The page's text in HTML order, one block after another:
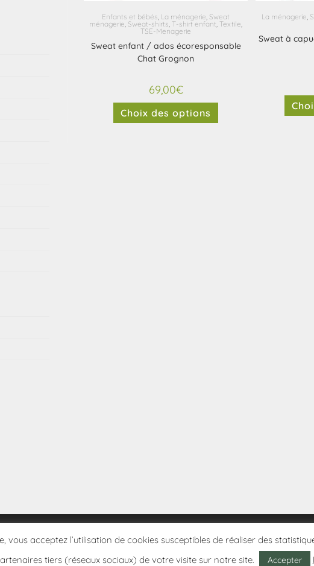
Enfants et bébés, La ménagerie, Sweat
ménagerie, Sweat-shirts, T-shirt enfant, Textile,
TSE-Menagerie
Sweat enfant / ados écoresponsable
Chat Grognon
69,00€
Choix des options
La ménagerie,
Sweat à
par Le Frangotier
vous acceptez l’utilisation de cookies susceptibles de réaliser des
tiers (réseaux sociaux) de votre visite sur notre site.
Accepter